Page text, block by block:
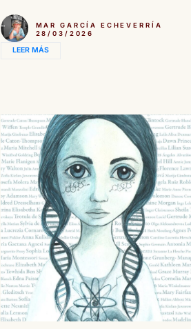
MAR GARCÍA ECHEVERRÍA
28/03/2026
LEER MÁS